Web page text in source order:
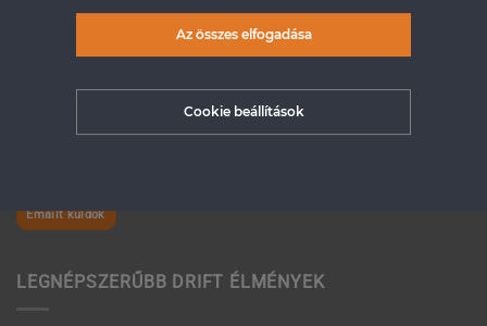
Ha van még kérdésed és nem találtad meg a Gyakran
Ismételt Kérdések oldalon, hívj minket bátran:+36 30 540
Emailt küldök
LEGNÉPSZERŰBB DRIFT ÉLMÉNYEK
Az összes elfogadása
Cookie beállítások